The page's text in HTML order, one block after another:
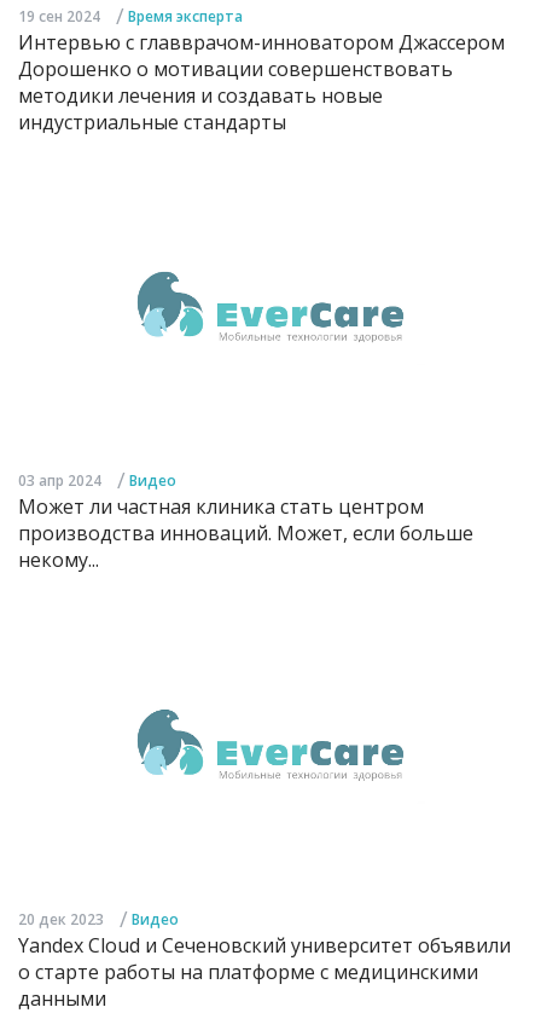
19 сен 2024 / Время эксперта
Интервью с главврачом-инноватором Джассером
Дорошенко о мотивации совершенствовать
методики лечения и создавать новые
индустриальные стандарты
03 апр 2024 / Видео
Может ли частная клиника стать центром
производства инноваций. Может, если больше
некому...
20 дек 2023 / Видео
Yandex Cloud и Сеченовский университет объявили
о старте работы на платформе с медицинскими
данными